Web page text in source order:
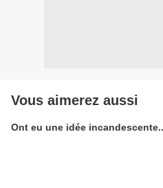
Vous aimerez aussi
Ont eu une idée